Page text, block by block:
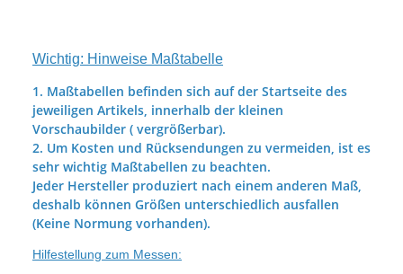
Wichtig: Hinweise Maßtabelle
1. Maßtabellen befinden sich auf der Startseite des
jeweiligen Artikels, innerhalb der kleinen
Vorschaubilder ( vergrößerbar).
2. Um Kosten und Rücksendungen zu vermeiden, ist es
sehr wichtig Maßtabellen zu beachten.
Jeder Hersteller produziert nach einem anderen Maß,
deshalb können Größen unterschiedlich ausfallen
(Keine Normung vorhanden).
Hilfestellung zum Messen: